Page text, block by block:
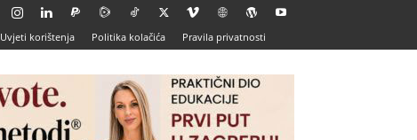
Uvjeti korištenja Politika kolačića Pravila privatnosti